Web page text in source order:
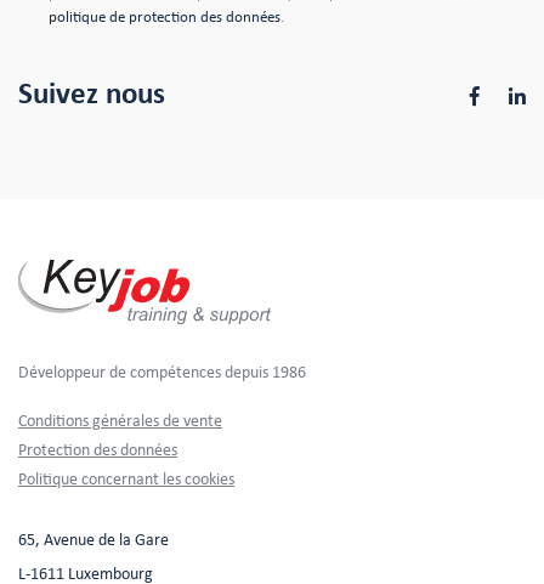
politique de protection des données.
Suivez nous
Développeur de compétences depuis 1986
Footer
Conditions générales de vente
Protection des données
Politique concernant les cookies
65, Avenue de la Gare
L-1611 Luxembourg